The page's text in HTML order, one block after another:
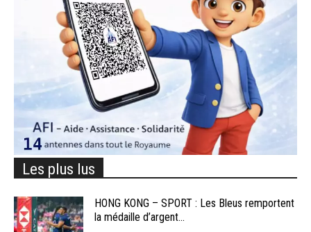
Les plus lus
HONG KONG – SPORT : Les Bleus remportent
la médaille d’argent...